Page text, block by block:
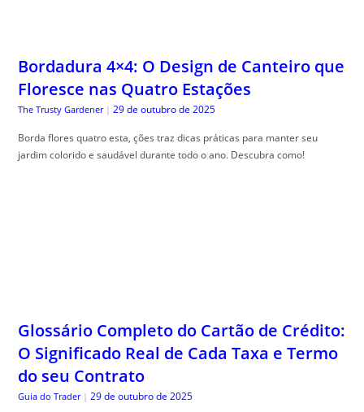
Bordadura 4×4: O Design de Canteiro que
Floresce nas Quatro Estações
The Trusty Gardener | 29 de outubro de 2025
Borda flores quatro esta, ções traz dicas práticas para manter seu
jardim colorido e saudável durante todo o ano. Descubra como!
Glossário Completo do Cartão de Crédito:
O Significado Real de Cada Taxa e Termo
do seu Contrato
Guia do Trader | 29 de outubro de 2025